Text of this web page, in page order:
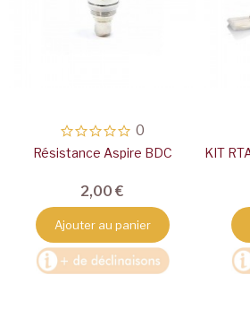
0
Résistance Aspire BDC
2,00 €
Ajouter au panier